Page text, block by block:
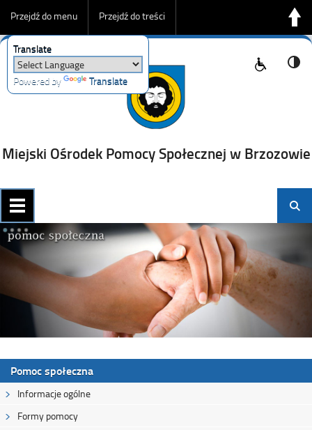
Translate
Powered by Translate
Przejdź do menu Przejdź do treści
Przejdź do wyszukiwarki
Miejski Ośrodek Pomocy Społecznej w Brzozowie
Pomoc społeczna
Informacje ogólne
Formy pomocy